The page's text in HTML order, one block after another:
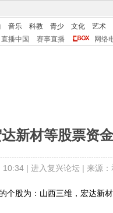
音乐 科教 青少 文化
艺术
直播中国 赛事直播 网络
新材等股票资
10:34 | 进入复兴论坛| 来源
股为：山西三维，宏达新